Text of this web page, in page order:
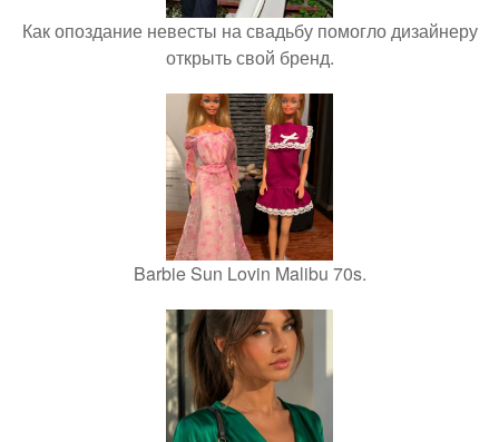
Как опоздание невесты на свадьбу помогло дизайнеру
открыть свой бренд.
Barbie Sun Lovin Malibu 70s.